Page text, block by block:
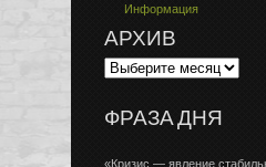
Информация
АРХИВ
ФРАЗА ДНЯ
«Кризис — явление